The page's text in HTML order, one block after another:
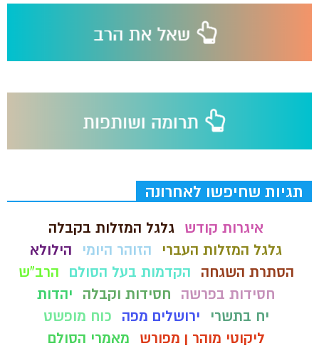
תגיות שחיפשו לאחרונה
איגרות קודש גלגל המזלות בקבלה
גלגל המזלות העברי
הזוהר היומי
הילולא
הסתרת השגחה
הקדמות בעל הסולם
הרב"ש
חסידות בפרשה
חסידות וקבלה
יהדות
יח בתשרי
ירושלים מפה
כוח מופשט
ליקוטי מוהר ן מפורש
מאמרי הסולם